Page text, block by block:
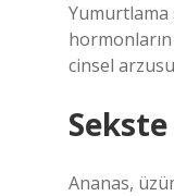
Yumurtlama
cinsel
Ananas,